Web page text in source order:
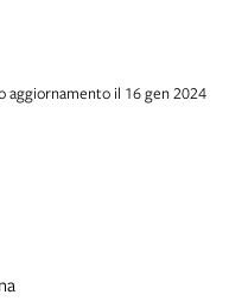
il 16 gen 2024